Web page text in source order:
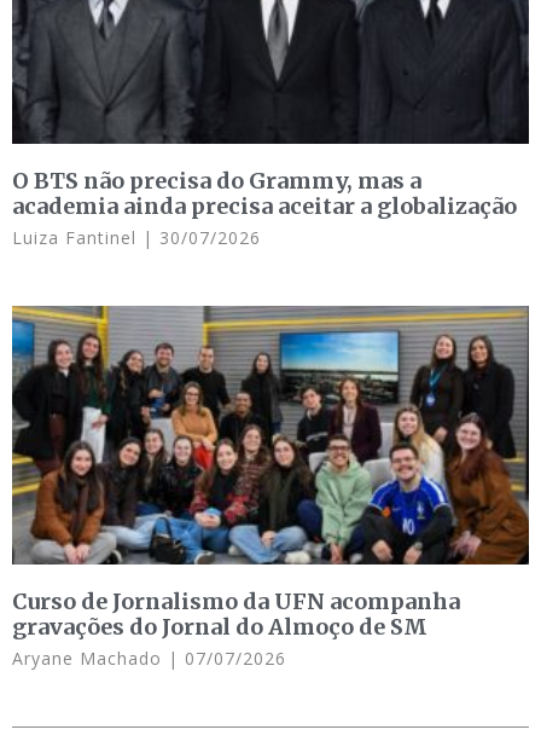
O BTS não precisa do Grammy, mas a
academia ainda precisa aceitar a globalização
Luiza Fantinel 30/07/2026
Curso de Jornalismo da UFN acompanha
gravações do Jornal do Almoço de SM
Aryane Machado 07/07/2026